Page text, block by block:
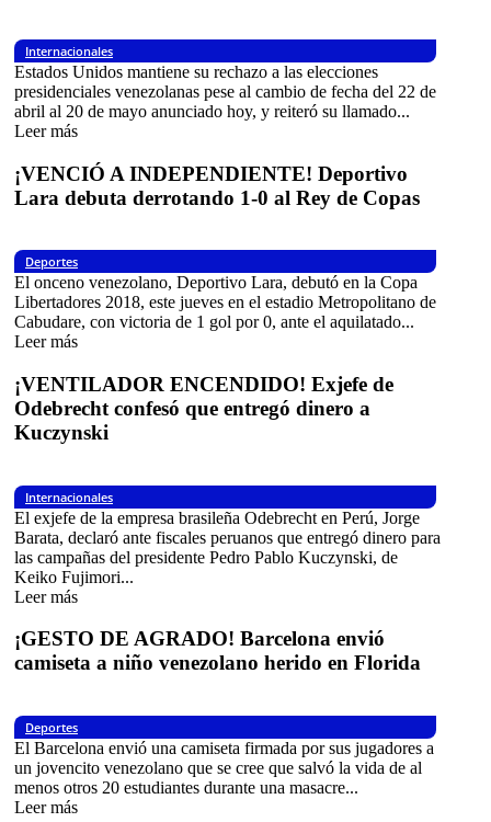
Internacionales
Estados Unidos mantiene su rechazo a las elecciones
presidenciales venezolanas pese al cambio de fecha del 22 de
abril al 20 de mayo anunciado hoy, y reiteró su llamado...
Leer más
¡VENCIÓ A INDEPENDIENTE! Deportivo
Lara debuta derrotando 1-0 al Rey de Copas
Deportes
El onceno venezolano, Deportivo Lara, debutó en la Copa
Libertadores 2018, este jueves en el estadio Metropolitano de
Cabudare, con victoria de 1 gol por 0, ante el aquilatado...
Leer más
¡VENTILADOR ENCENDIDO! Exjefe de
Odebrecht confesó que entregó dinero a
Kuczynski
Internacionales
El exjefe de la empresa brasileña Odebrecht en Perú, Jorge
Barata, declaró ante fiscales peruanos que entregó dinero para
las campañas del presidente Pedro Pablo Kuczynski, de
Keiko Fujimori...
Leer más
¡GESTO DE AGRADO! Barcelona envió
camiseta a niño venezolano herido en Florida
Deportes
El Barcelona envió una camiseta firmada por sus jugadores a
un jovencito venezolano que se cree que salvó la vida de al
menos otros 20 estudiantes durante una masacre...
Leer más